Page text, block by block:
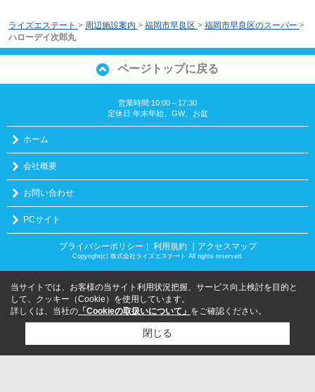
ライズエステート > 周辺施設案内 > 福岡市早良区 > 福岡市早良区のスーパー >
ハローデイ次郎丸
ページトップに戻る
営業時間:10:00～17:30
定休日:年末年始、GW、お盆
ホーム
会社概要
お問い合わせ
PCサイト
プライバシーポリシー ｜ 利用規約 ｜アクセスマップ
Copyright(c) 株式会社ライズエステート All rights reserved.
当サイトでは、お客様の当サイト利用状況把握、サービス向上検討を目的と
して、クッキー（Cookie）を使用しています。
詳しくは、当社の 「Cookieの取扱いについて」 をご確認ください。
閉じる